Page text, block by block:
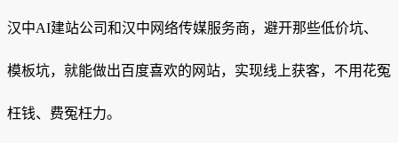
汉中AI建站公司和汉中网络传媒服务商，避开那些低价坑、
模板坑，就能做出百度喜欢的网站，实现线上获客，不用花冤
枉钱、费冤枉力。